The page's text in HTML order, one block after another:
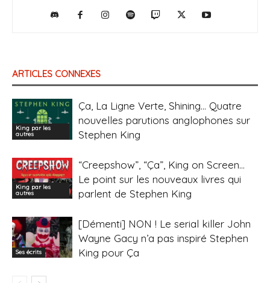
ARTICLES CONNEXES
King par les
autres
Ça, La Ligne Verte, Shining… Quatre
nouvelles parutions anglophones sur
Stephen King
King par les
autres
“Creepshow”, “Ça”, King on Screen…
Le point sur les nouveaux livres qui
parlent de Stephen King
Ses écrits
[Démenti] NON ! Le serial killer John
Wayne Gacy n’a pas inspiré Stephen
King pour Ça